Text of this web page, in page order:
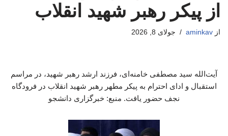
از پیکر رهبر شهید انقلاب
از aminkav جولای 8, 2026
آیت‌الله سید مصطفی خامنه‌ای، فرزند ارشد رهبر شهید، در مراسم
استقبال و ادای احترام به پیکر مطهر رهبر شهید انقلاب در فرودگاه
نجف حضور یافت. منبع: خبرگزاری دانشجو